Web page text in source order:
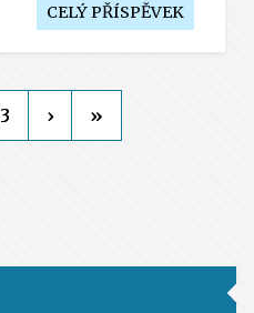
CELÝ PŘÍSPĚVEK
3 › »